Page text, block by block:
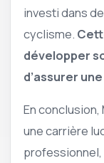
investi dans
cyclisme.
développer
d’assurer
En
une carrière
professionnel,